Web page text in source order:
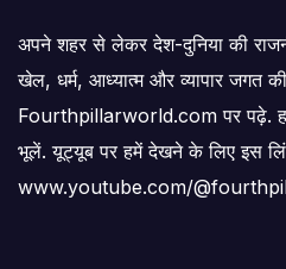
अपने शहर से लेकर देश-दुनिया की
खेल, धर्म, आध्यात्म और व्यापार जगत
Fourthpillarworld.com पर पढ़े.
भूलें. यूट्यूब पर हमें देखने के लिए इस
www.youtube.com/